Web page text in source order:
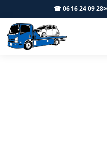
☎ 06 16 24 09 28